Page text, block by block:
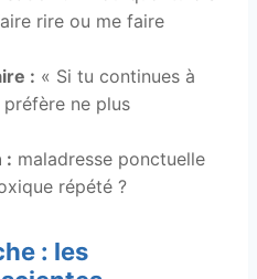
rire ou me faire
: « Si tu continues à
ne plus
: maladresse ponctuelle
répété ?
: les